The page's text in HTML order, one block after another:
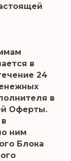
в
24
в
Оферты.
ним
Блока